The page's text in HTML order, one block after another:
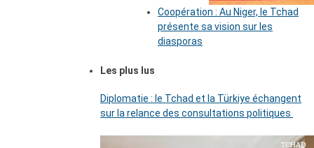
Coopération : Au Niger, le Tchad
présente sa vision sur les
diasporas
Les plus lus
Diplomatie : le Tchad et la Türkiye échangent
sur la relance des consultations politiques